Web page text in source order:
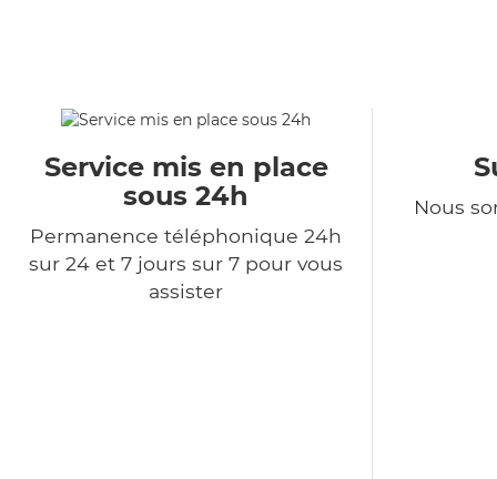
Service mis en place
sous 24h
Permanence téléphonique 24h
sur 24 et 7 jours sur 7 pour vous
assister
Nous